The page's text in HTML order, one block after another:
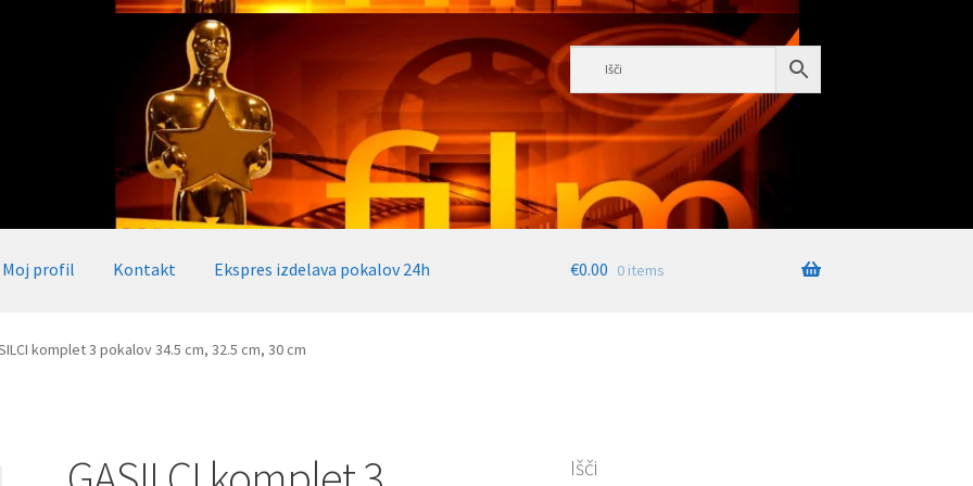
Moj profil Kontakt Ekspres izdelava pokalov 24h
24h Embed iList Galerija medalje
€0.00 0 items
komplet 3 pokalov 34.5 cm, 32.5 cm, 30 cm
Išči